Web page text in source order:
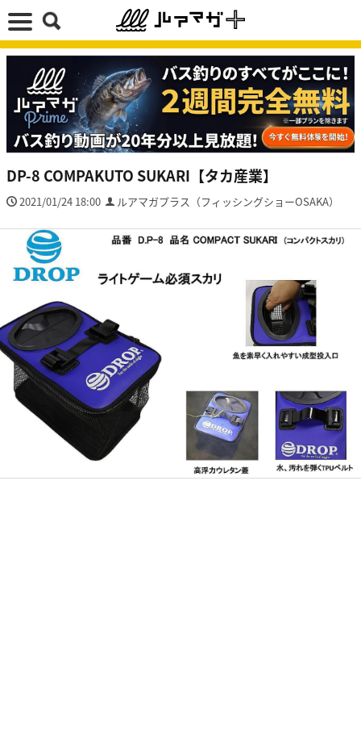
DP-8 COMPAKUTO SUKARI【タカ産業】
2021/01/24 18:00 ルアマガプラス（フィッシングショーOSAKA）